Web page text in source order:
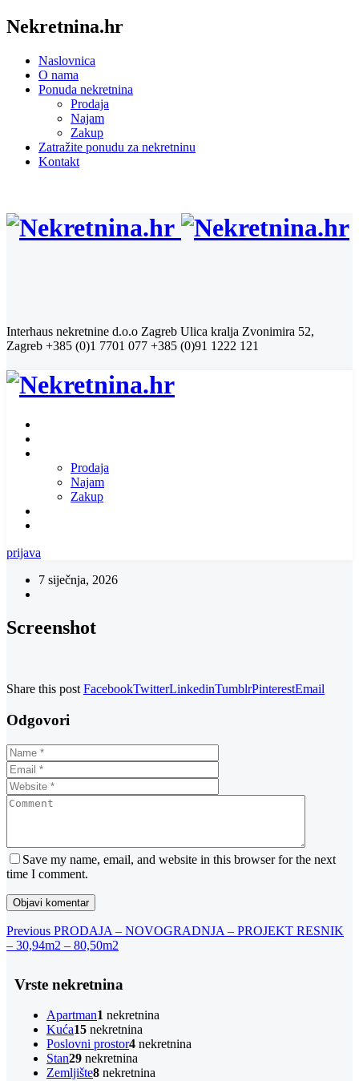
Nekretnina.hr
Naslovnica
O nama
Ponuda nekretnina
Prodaja
Najam
Zakup
Zatražite ponudu za nekretninu
Kontakt
Interhaus nekretnine d.o.o Zagreb Ulica kralja Zvonimira 52,
Zagreb +385 (0)1 7701 077 +385 (0)91 1222 121
Prodaja
Najam
Zakup
prijava
7 siječnja, 2026
Screenshot
Share this post FacebookTwitterLinkedinTumblrPinterestEmail
Odgovori
Save my name, email, and website in this browser for the next
time I comment.
Navigacija
objava
Previous
Post
Previous PRODAJA – NOVOGRADNJA – PROJEKT RESNIK
– 30,94m2 – 80,50m2
Vrste nekretnina
Apartman1 nekretnina
Kuća15 nekretnina
Poslovni prostor4 nekretnina
Stan29 nekretnina
Zemljište8 nekretnina